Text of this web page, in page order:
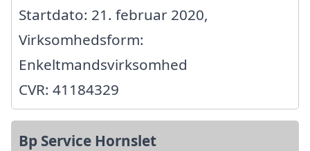
Startdato: 21. februar 2020,
Virksomhedsform:
Enkeltmandsvirksomhed
CVR: 41184329
Bp Service Hornslet